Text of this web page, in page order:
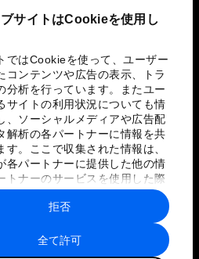
サイトはCookieを使用し
ではCookieを使って、ユーザー
コンテンツや広告の表示、トラ
分析を行っています。またユー
サイトの利用状況についても情
、ソーシャルメディアや広告配
解析の各パートナーに情報を共
す。ここで収集された情報は、
各パートナーに提供した他の情
トナーのサービスを使用した際
た情報と組み合わされ、各パー
って使用されることがありま
全て許可
拒否
組み
ポリシーと利用規約
イトマップ